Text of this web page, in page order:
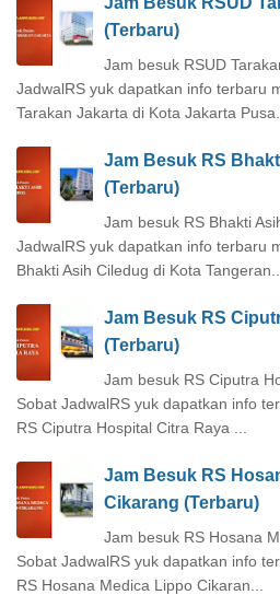
(Terbaru)
Jam besuk RSUD
JadwalRS yuk dapatkan info terbaru
Tarakan Jakarta di Kota Jakarta Pusa...
Jam Besuk RS
(Terbaru)
Jam besuk RS Bhakti
JadwalRS yuk dapatkan info terbaru
Bhakti Asih Ciledug di Kota Tangeran...
Jam Besuk RS
(Terbaru)
Jam besuk RS Ciputra
Sobat JadwalRS yuk dapatkan info
RS Ciputra Hospital Citra Raya ...
Jam Besuk RS
Cikarang (Terbaru)
Jam besuk RS Hosana
Sobat JadwalRS yuk dapatkan info
RS Hosana Medica Lippo Cikaran...